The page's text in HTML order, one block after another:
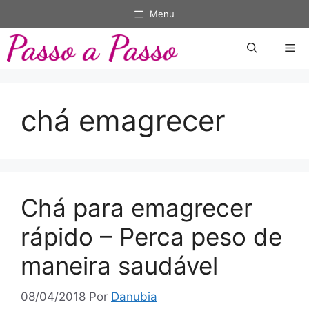
para
conteúdo
Menu
chá emagrecer
Chá para emagrecer
rápido – Perca peso de
maneira saudável
08/04/2018 Por Danubia